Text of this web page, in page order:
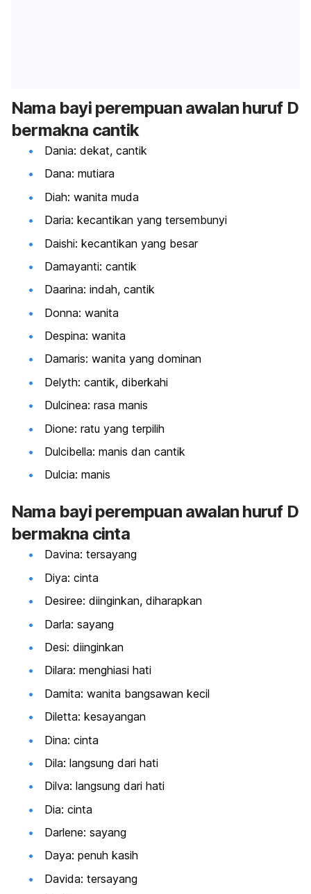
Nama bayi perempuan awalan huruf D
bermakna cantik
Dania: dekat, cantik
Dana: mutiara
Diah: wanita muda
Daria: kecantikan yang tersembunyi
Daishi: kecantikan yang besar
Damayanti: cantik
Daarina: indah, cantik
Donna: wanita
Despina: wanita
Damaris: wanita yang dominan
Delyth: cantik, diberkahi
Dulcinea: rasa manis
Dione: ratu yang terpilih
Dulcibella: manis dan cantik
Dulcia: manis
Nama bayi perempuan awalan huruf D
bermakna cinta
Davina: tersayang
Diya: cinta
Desiree: diinginkan, diharapkan
Darla: sayang
Desi: diinginkan
Dilara: menghiasi hati
Damita: wanita bangsawan kecil
Diletta: kesayangan
Dina: cinta
Dila: langsung dari hati
Dilva: langsung dari hati
Dia: cinta
Darlene: sayang
Daya: penuh kasih
Davida: tersayang